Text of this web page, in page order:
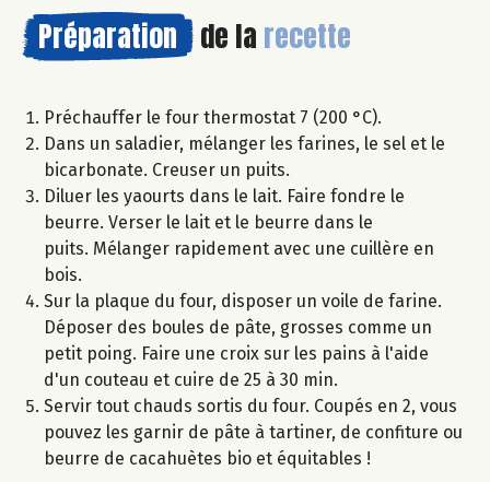
Préparation de la recette
Préchauffer le four thermostat 7 (200 °C).
Dans un saladier, mélanger les farines, le sel et le
bicarbonate. Creuser un puits.
Diluer les yaourts dans le lait. Faire fondre le
beurre. Verser le lait et le beurre dans le
puits. Mélanger rapidement avec une cuillère en
bois.
Sur la plaque du four, disposer un voile de farine.
Déposer des boules de pâte, grosses comme un
petit poing. Faire une croix sur les pains à l'aide
d'un couteau et cuire de 25 à 30 min.
Servir tout chauds sortis du four. Coupés en 2, vous
pouvez les garnir de pâte à tartiner, de confiture ou
beurre de cacahuètes bio et équitables !